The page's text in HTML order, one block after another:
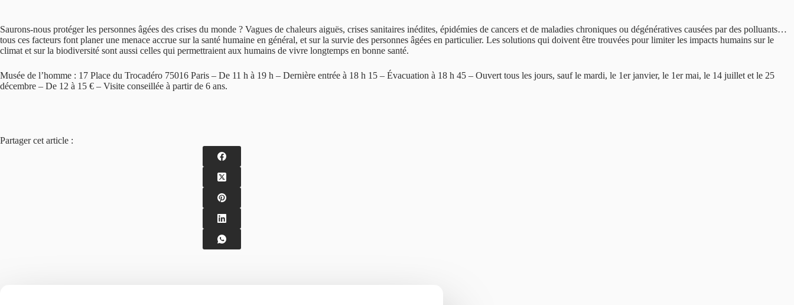
Saurons-nous protéger les personnes âgées des crises du monde ? Vagues de chaleurs aiguës, crises sanitaires inédites, épidémies de cancers et de maladies chroniques ou dégénératives causées par des polluants…
tous ces facteurs font planer une menace accrue sur la santé humaine en général, et sur la survie des personnes âgées en particulier. Les solutions qui doivent être trouvées pour limiter les impacts humains sur le
climat et sur la biodiversité sont aussi celles qui permettraient aux humains de vivre longtemps en bonne santé.
Musée de l’homme : 17 Place du Trocadéro 75016 Paris – De 11 h à 19 h – Dernière entrée à 18 h 15 – Évacuation à 18 h 45 – Ouvert tous les jours, sauf le mardi, le 1er janvier, le 1er mai, le 14 juillet et le 25
décembre – De 12 à 15 € – Visite conseillée à partir de 6 ans.
Partager cet article :